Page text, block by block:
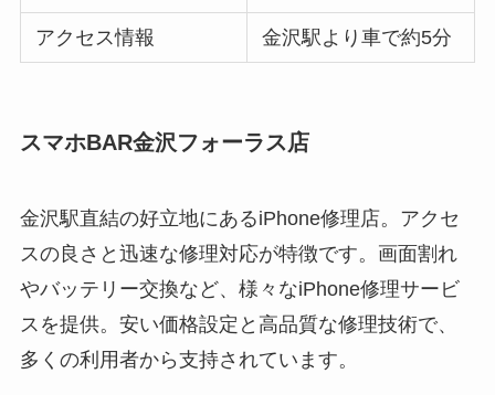
アクセス情報 金沢駅より車で約5分
スマホBAR金沢フォーラス店
金沢駅直結の好立地にあるiPhone修理店。アクセ
スの良さと迅速な修理対応が特徴です。画面割れ
やバッテリー交換など、様々なiPhone修理サービ
スを提供。安い価格設定と高品質な修理技術で、
多くの利用者から支持されています。